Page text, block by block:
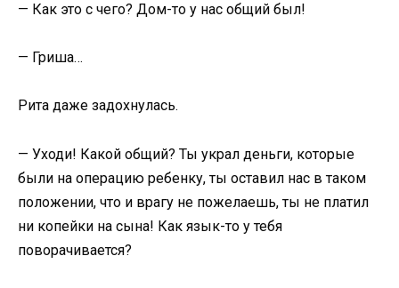
— Как это с чего? Дом-то у нас общий был!
— Гриша…
Рита даже задохнулась.
— Уходи! Какой общий? Ты украл деньги, которые
были на операцию ребенку, ты оставил нас в таком
положении, что и врагу не пожелаешь, ты не платил
ни копейки на сына! Как язык-то у тебя
поворачивается?